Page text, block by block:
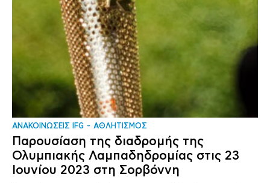
ΑΝΑΚΟΙΝΩΣΕΙΣ IFG ΑΘΛΗΤΙΣΜΟΣ
Παρουσίαση της διαδρομής της
Ολυμπιακής Λαμπαδηδρομίας στις 23
Ιουνίου 2023 στη Σορβόννη